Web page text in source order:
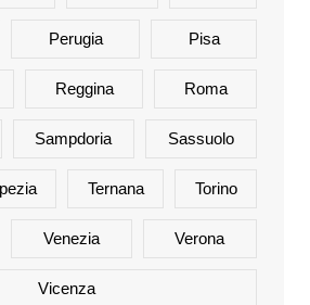
Perugia Pisa
Reggina Roma
Sampdoria Sassuolo
Ternana Torino
Venezia Verona
Vicenza